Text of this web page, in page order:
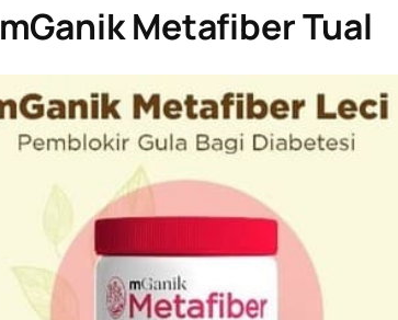
mGanik Metafiber Tual